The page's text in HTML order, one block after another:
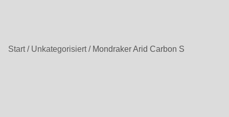
Start/ Unkategorisiert/ Mondraker Arid Carbon S